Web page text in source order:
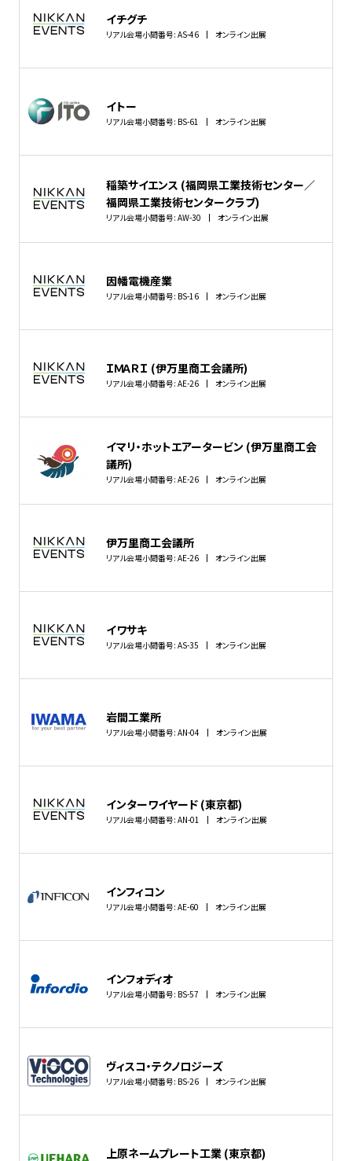
イチグチ
リアル会場小間番号: AS-46 オンライン出展
イトー
リアル会場小間番号: BS-61 オンライン出展
稲築サイエンス (福岡県工業技術センター／
福岡県工業技術センタークラブ)
リアル会場小間番号: AW-30 オンライン出展
因幡電機産業
リアル会場小間番号: BS-16 オンライン出展
ＩＭＡＲＩ (伊万里商工会議所)
リアル会場小間番号: AE-26 オンライン出展
イマリ・ホットエアータービン (伊万里商工会
議所)
リアル会場小間番号: AE-26 オンライン出展
伊万里商工会議所
リアル会場小間番号: AE-26 オンライン出展
イワサキ
リアル会場小間番号: AS-35 オンライン出展
岩間工業所
リアル会場小間番号: AN-04 オンライン出展
インターワイヤード (東京都)
リアル会場小間番号: AN-01 オンライン出展
インフィコン
リアル会場小間番号: AE-60 オンライン出展
インフォディオ
リアル会場小間番号: BS-57 オンライン出展
ヴィスコ・テクノロジーズ
リアル会場小間番号: BS-26 オンライン出展
上原ネームプレート工業 (東京都)